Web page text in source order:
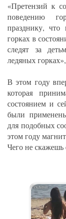
«Претензий к
поведению
празднику, что
горках в
следят за
ледяных
В этом году
которая
состоянием и
были
для подобных
этом году
Чего не скажешь